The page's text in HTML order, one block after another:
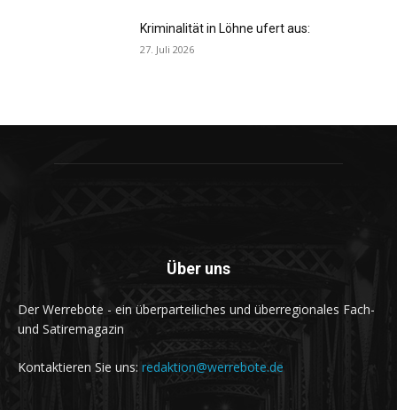
Kriminalität in Löhne ufert aus:
27. Juli 2026
Über uns
Der Werrebote - ein überparteiliches und überregionales Fach-
und Satiremagazin
Kontaktieren Sie uns: redaktion@werrebote.de